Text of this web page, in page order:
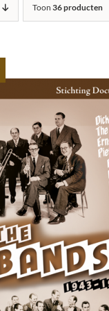
Toon 36 producten